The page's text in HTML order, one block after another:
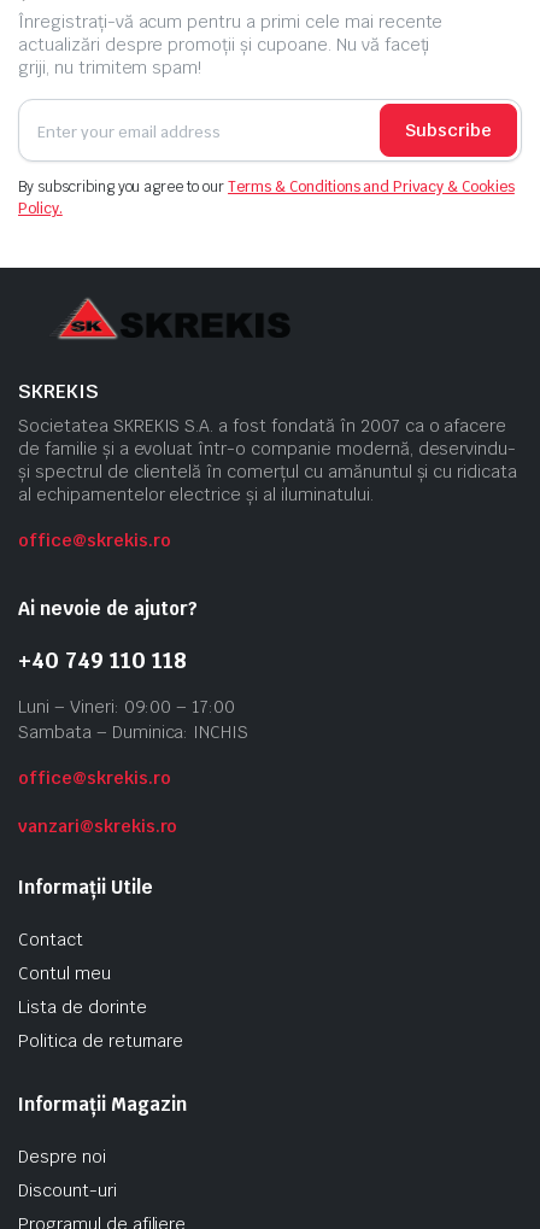
Înregistrați-vă acum pentru a primi cele mai recente
actualizări despre promoții și cupoane. Nu vă faceți
griji, nu trimitem spam!
Subscribe
By subscribing you agree to ourTerms & Conditions and Privacy & Cookies
Policy.
SKREKIS
Societatea SKREKIS S.A. a fost fondată în 2007 ca o afacere
de familie și a evoluat într-o companie modernă, deservindu-
și spectrul de clientelă în comerțul cu amănuntul și cu ridicata
al echipamentelor electrice și al iluminatului.
office@skrekis.ro
Ai nevoie de ajutor?
+40 749 110 118
Luni – Vineri: 09:00 – 17:00
Sambata – Duminica: INCHIS
office@skrekis.ro
vanzari@skrekis.ro
Informații Utile
Contact
Contul meu
Lista de dorinte
Politica de returnare
Informații Magazin
Despre noi
Discount-uri
Programul de afiliere